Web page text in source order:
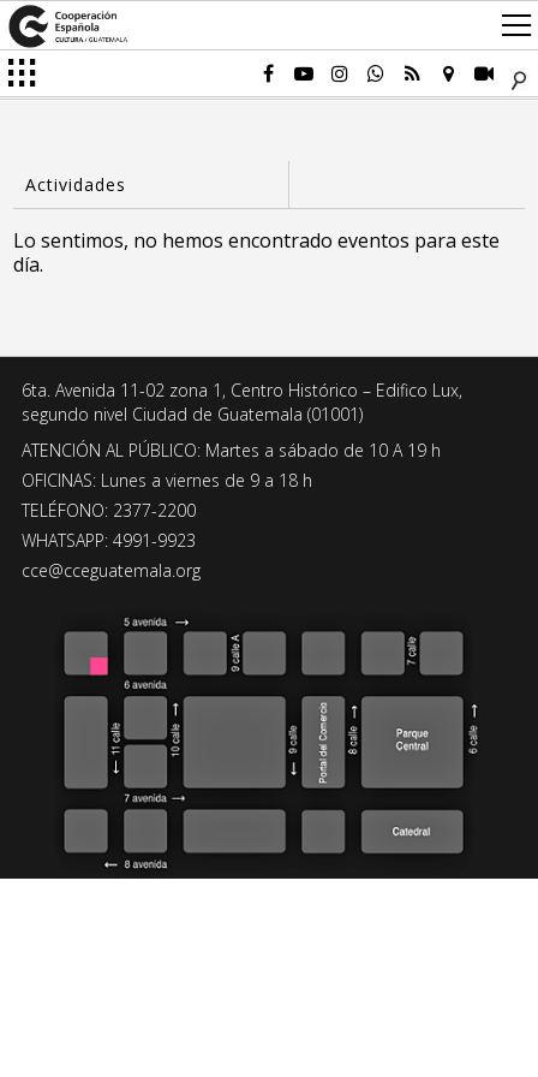
Lo sentimos, no hemos encontrado eventos para este
día.
6ta. Avenida 11-02 zona 1, Centro Histórico – Edifico Lux,
segundo nivel Ciudad de Guatemala (01001)
ATENCIÓN AL PÚBLICO: Martes a sábado de 10 A 19 h
OFICINAS: Lunes a viernes de 9 a 18 h
TELÉFONO: 2377-2200
WHATSAPP: 4991-9923
cce@cceguatemala.org